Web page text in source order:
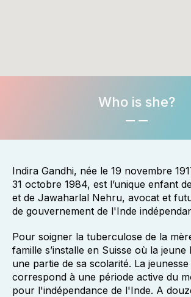
Who is she?
Indira Gandhi, née le 19 novembre
31 octobre 1984, est l’unique enfant
et de Jawaharlal Nehru, avocat et
de gouvernement de l'Inde
Pour soigner la tuberculose de la
famille s’installe en Suisse où la
une partie de sa scolarité. La
correspond à une période active du
pour l'indépendance de l'Inde. A